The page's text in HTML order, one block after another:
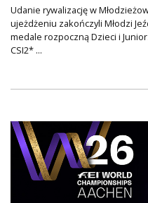
Udanie rywalizację w
ujeżdżeniu zakończyli Młodzi
medale rozpoczną Dzieci i
CSI2* ...